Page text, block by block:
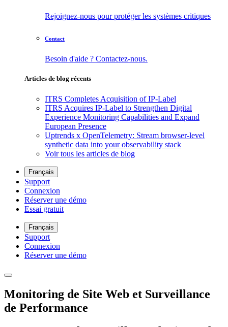
Rejoignez-nous pour protéger les systèmes critiques
Contact
Besoin d'aide ? Contactez-nous.
Articles de blog récents
ITRS Completes Acquisition of IP-Label
ITRS Acquires IP-Label to Strengthen Digital
Experience Monitoring Capabilities and Expand
European Presence
Uptrends x OpenTelemetry: Stream browser-level
synthetic data into your observability stack
Voir tous les articles de blog
Français
Support
Connexion
Réserver une démo
Essai gratuit
Français
Support
Connexion
Réserver une démo
Monitoring de Site Web et Surveillance
de Performance